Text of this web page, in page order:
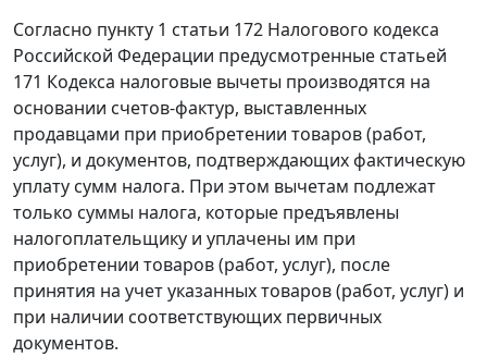
Согласно пункту 1 статьи 172 Налогового кодекса
Российской Федерации предусмотренные статьей
171 Кодекса налоговые вычеты производятся на
основании счетов-фактур, выставленных
продавцами при приобретении товаров (работ,
услуг), и документов, подтверждающих фактическую
уплату сумм налога. При этом вычетам подлежат
только суммы налога, которые предъявлены
налогоплательщику и уплачены им при
приобретении товаров (работ, услуг), после
принятия на учет указанных товаров (работ, услуг) и
при наличии соответствующих первичных
документов.